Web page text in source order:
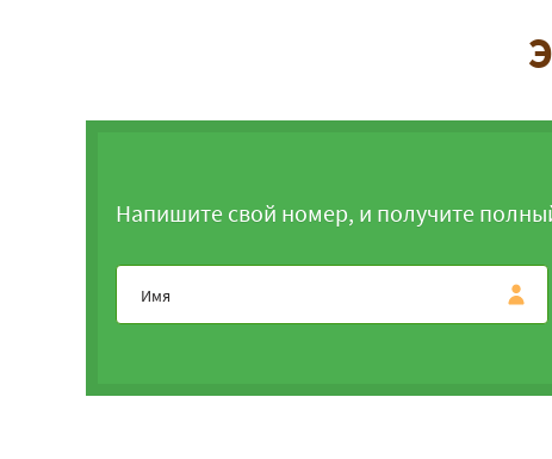
Напишите свой номер, и получите